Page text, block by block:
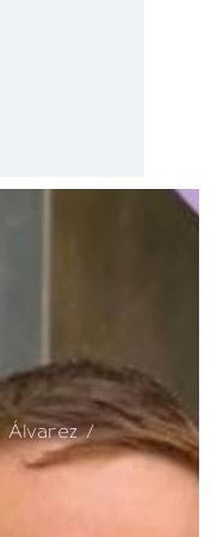
Álvarez /